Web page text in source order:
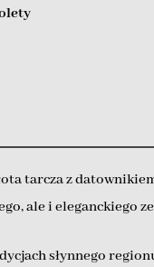
tarcza z
ale i eleganckiego
słynnego